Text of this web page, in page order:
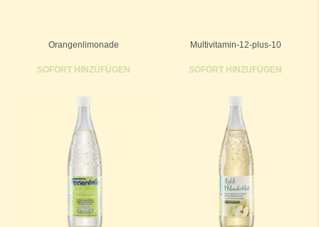
Orangenlimonade
SOFORT HINZUFÜGEN
Multivitamin-12-plus-10
SOFORT HINZUFÜGEN